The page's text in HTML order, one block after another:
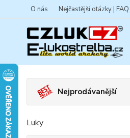
O nás Nejčastější otázky | FAQ
Nejprodávanější
Luky